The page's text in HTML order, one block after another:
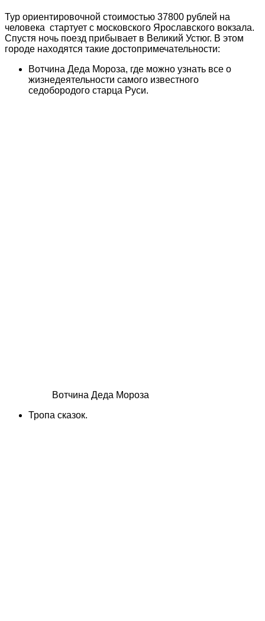
Тур ориентировочной стоимостью 37800 рублей на
человека стартует с московского Ярославского вокзала.
Спустя ночь поезд прибывает в Великий Устюг. В этом
городе находятся такие достопримечательности:
Вотчина Деда Мороза, где можно узнать все о
жизнедеятельности самого известного
седобородого старца Руси.
Вотчина Деда Мороза
Тропа сказок.